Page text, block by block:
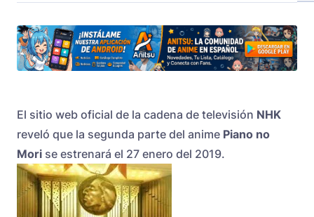
El sitio web oficial de la cadena de televisión NHK
reveló que la segunda parte del anime Piano no
Mori se estrenará el 27 enero del 2019.